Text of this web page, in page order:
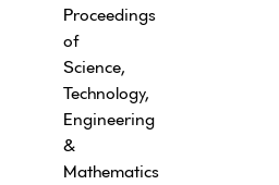
Proceedings
of
Science,
Technology,
Engineering
&
Mathematics